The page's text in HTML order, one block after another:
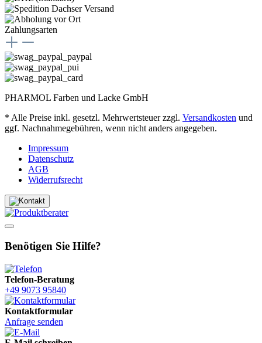
Zahlungsarten
PHARMOL Farben und Lacke GmbH
* Alle Preise inkl. gesetzl. Mehrwertsteuer zzgl. Versandkosten und
ggf. Nachnahmegebühren, wenn nicht anders angegeben.
Impressum
Datenschutz
AGB
Widerrufsrecht
Benötigen Sie Hilfe?
Telefon-Beratung
+49 9073 95840
Kontaktformular
Anfrage senden